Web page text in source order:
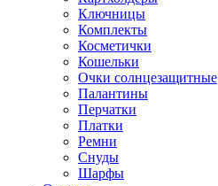
Ключницы
Комплекты
Косметички
Кошельки
Очки солнцезащитные
Палантины
Перчатки
Платки
Ремни
Снуды
Шарфы